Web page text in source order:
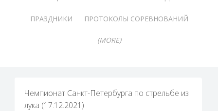
ПРАЗДНИКИ ПРОТОКОЛЫ СОРЕВНОВАНИЙ
(MORE)
Чемпионат Санкт-Петербурга по стрельбе из
лука (17.12.2021)